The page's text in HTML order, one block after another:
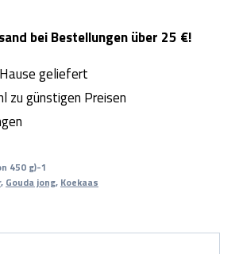
bei Bestellungen über 25 €!
geliefert
zu günstigen Preisen
450 g)-1
, Gouda jong, Koekaas